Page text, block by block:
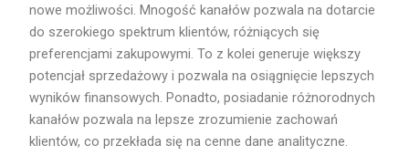
nowe możliwości. Mnogość kanałów pozwala na dotarcie
do szerokiego spektrum klientów, różniących się
preferencjami zakupowymi. To z kolei generuje większy
potencjał sprzedażowy i pozwala na osiągnięcie lepszych
wyników finansowych. Ponadto, posiadanie różnorodnych
kanałów pozwala na lepsze zrozumienie zachowań
klientów, co przekłada się na cenne dane analityczne.